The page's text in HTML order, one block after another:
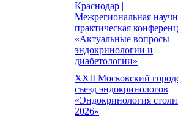
Краснодар |
Межрегиональная
практическая
«Актуальные вопросы
эндокринологии и
диабетологии»
XXII Московский
съезд эндокринологов
«Эндокринология
2026»